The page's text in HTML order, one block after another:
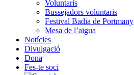
Voluntaris
Bussejadors voluntaris
Festival Badia de Portmany
Mesa de l’aigua
Notícies
Divulgació
Dona
Fes-te soci